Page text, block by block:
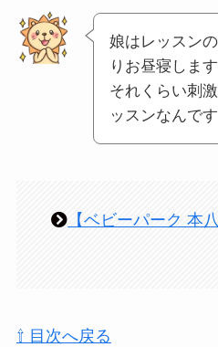
娘はレッスン
りお昼寝します
それくらい刺
ッスンなんです
【ベビーパーク 本
⇧ 目次へ戻る